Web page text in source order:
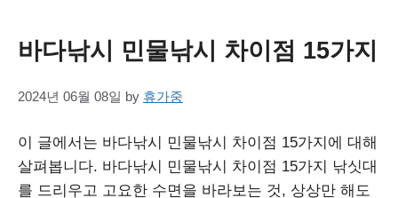
바다낚시 민물낚시 차이점 15가지
2024년 06월 08일 by 휴가중
이 글에서는 바다낚시 민물낚시 차이점 15가지에 대해
살펴봅니다. 바다낚시 민물낚시 차이점 15가지 낚싯대
를 드리우고 고요한 수면을 바라보는 것, 상상만 해도